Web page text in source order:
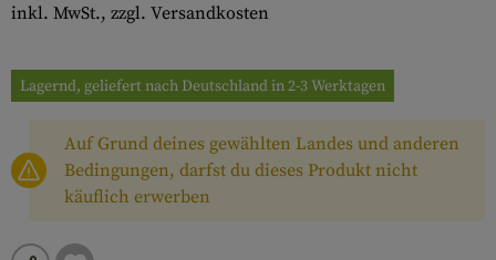
inkl. MwSt., zzgl. Versandkosten
Lagernd, geliefert nach Deutschland in 2-3 Werktagen
Auf Grund deines gewählten Landes und anderen
Bedingungen, darfst du dieses Produkt nicht
käuflich erwerben